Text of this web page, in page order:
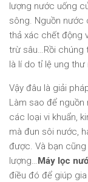
lượng nước uống
sông. Nguồn nước
thả xác chết động
trừ sâu…Rồi chúng
là lí do tỉ lệ ung
Vậy đâu là giải
Làm sao để nguồn
các loại vi khuẩn,
mà đun sôi nước,
được. Và bạn
lượng…Máy lọc
điều đó để giúp